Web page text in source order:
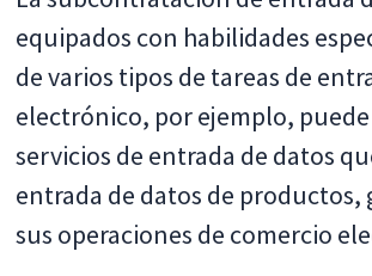
equipados con habilidades
de varios tipos de tareas de
electrónico, por ejemplo,
servicios de entrada de datos
entrada de datos de productos,
sus operaciones de comercio